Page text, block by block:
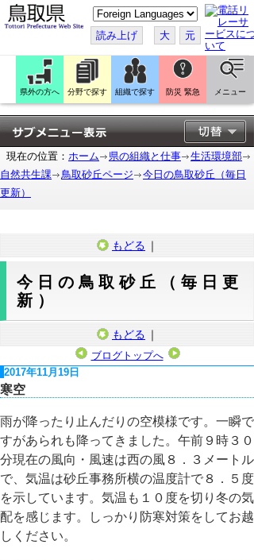
こ
の
ペ
ー
ジ
翻
訳
す
る
読み上げ 大 元
県外の方へ 分野で探す 組織で探す 防災 緊急 メニュー
現在の位置： ホーム 県の組織と仕事
生活環境部
自然共生課
鳥取砂丘ページ
今日の鳥取砂丘（毎日
更新）
もどる ｜
今日の鳥取砂丘（毎日更
新）
もどる ｜
ブログトップへ
2017年11月19日
寒空
雨が降ったり止んだりの空模様です。一瞬で
すがあられも降ってきました。午前９時３０
分現在の風向・風速は西の風８．３メートル
で、気温は砂丘事務所横の温度計で８．５度
を示しています。気温も１０度を切り冬の気
配を感じます。しっかり防寒対策をしてお越
しください。